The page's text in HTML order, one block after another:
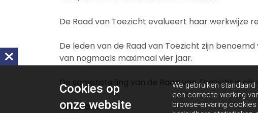
De Raad van Toezicht evalueert haar werkwijze
De leden van de Raad van Toezicht zijn
van nogmaals maximaal vier jaar.
De samenstelling van de Raad van Toezicht is als
Voorzitter:
Cookies op
onze website
We gebruiken
een correcte werking
browse-ervaring